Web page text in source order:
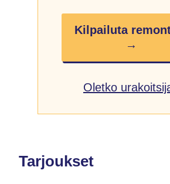
Kilpailuta
→
Oletko
Tarjoukset